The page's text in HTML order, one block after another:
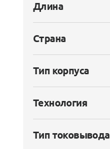
Длина
Страна
Тип корпуса
Технология
Тип токовывода